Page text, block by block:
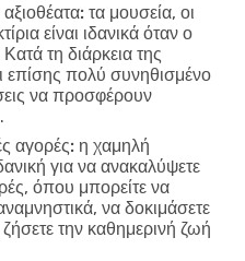
τα μουσεία, οι
είναι ιδανικά όταν ο
Κατά τη διάρκεια της
επίσης πολύ συνηθισμένο
να προσφέρουν
αγορές: η χαμηλή
για να ανακαλύψετε
όπου μπορείτε να
να δοκιμάσετε
την καθημερινή ζωή